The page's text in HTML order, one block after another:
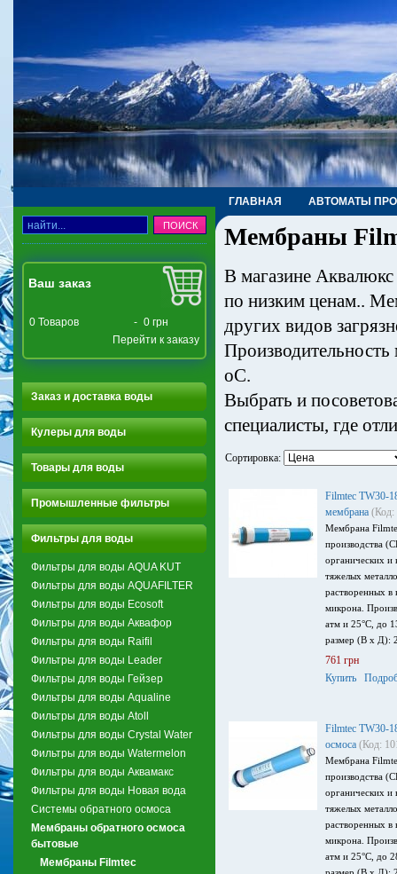
ГЛАВНАЯ АВТОМАТЫ
ТРУБЫ, ФИТИНГИ, КРАНЫ
Ваш заказ
0 Товаров - 0 грн
Перейти к заказу
Заказ и доставка воды
Кулеры для воды
Товары для воды
Промышленные фильтры
Фильтры для воды
Фильтры для воды AQUA KUT
Фильтры для воды AQUAFILTER
Фильтры для воды Ecosoft
Фильтры для воды Аквафор
Фильтры для воды Raifil
Фильтры для воды Leader
Фильтры для воды Гейзер
Фильтры для воды Aqualine
Фильтры для воды Atoll
Фильтры для воды Crystal Water
Фильтры для воды Watermelon
Фильтры для воды Аквамакс
Фильтры для воды Новая вода
Системы обратного осмоса
Мембраны обратного осмоса
бытовые
Мембраны Filmtec
Мембраны
В магазине
по низким ценам..
других видов
оС.
Выбрать и
специалисты, где
Сортировка:
Filmtec TW30-
мембрана (Код:
Мембрана
производства
органических и
тяжелых
растворенных в
микрона.
атм и 25°C, до
размер (В х Д):
761 грн
Купить
Filmtec TW30-
осмоса (Код:
Мембрана
производства
органических и
тяжелых
растворенных в
микрона.
атм и 25°C, до